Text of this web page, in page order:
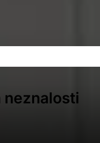
neznalosti